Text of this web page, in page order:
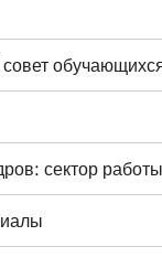
сектор